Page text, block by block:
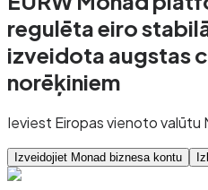
regulēta eiro
izveidota augstas
norēķiniem
Ieviest Eiropas vienoto valūtu
Izveidojiet Monad biznesa kontu